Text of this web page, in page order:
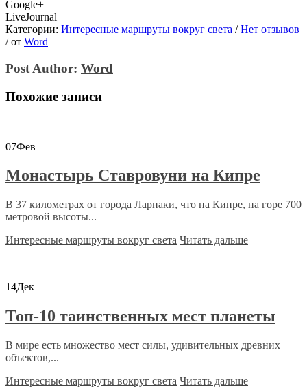
Google+
LiveJournal
Категории: Интересные маршруты вокруг света / Нет отзывов
/от Word
Post Author: Word
Похожие записи
07Фев
Монастырь Ставровуни на Кипре
В 37 километрах от города Ларнаки, что на Кипре, на горе 700
метровой высоты...
Интересные маршруты вокруг света Читать дальше
14Дек
Топ-10 таинственных мест планеты
В мире есть множество мест силы, удивительных древних
объектов,...
Интересные маршруты вокруг света Читать дальше